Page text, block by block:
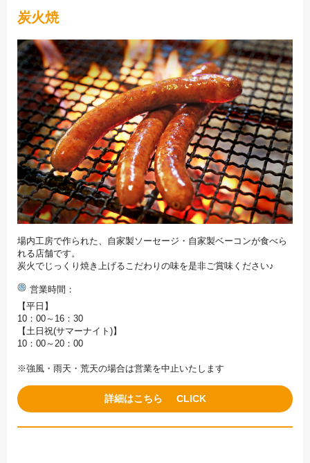
炭火焼
場内工房で作られた、自家製ソーセージ・自家製ベーコンが食べら
れる店舗です。
炭火でじっくり焼き上げるこだわりの味を是非ご賞味ください♪
営業時間
【平日】
10：00～16：30
【土日祝(サマーナイト)】
10：00～20：00
※強風・雨天・荒天の場合は営業を中止いたします
詳細はこちら